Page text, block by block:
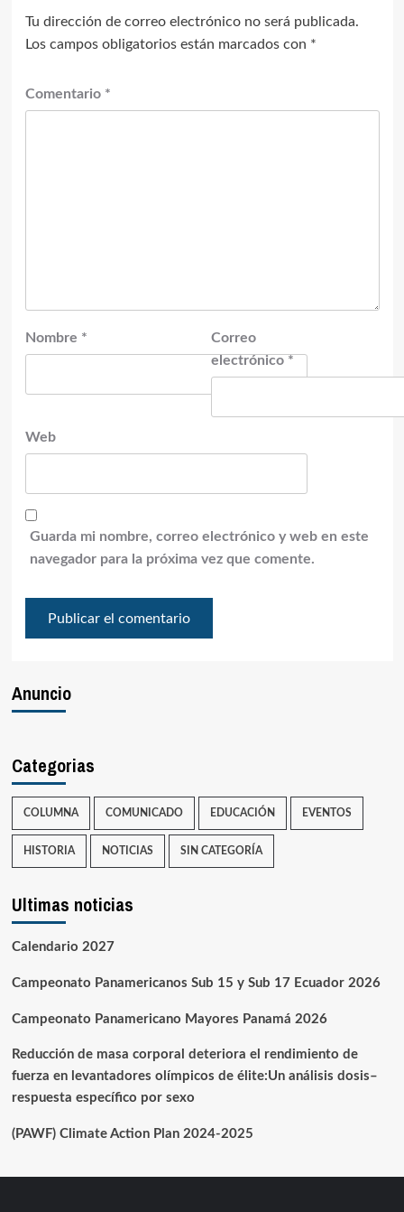
Tu dirección de correo electrónico no será publicada.
Los campos obligatorios están marcados con *
Comentario *
Nombre *
Correo
electrónico *
Web
Guarda mi nombre, correo electrónico y web en este
navegador para la próxima vez que comente.
Anuncio
Categorias
COLUMNA COMUNICADO EDUCACIÓN EVENTOS
HISTORIA NOTICIAS SIN CATEGORÍA
Ultimas noticias
Calendario 2027
Campeonato Panamericanos Sub 15 y Sub 17 Ecuador 2026
Campeonato Panamericano Mayores Panamá 2026
Reducción de masa corporal deteriora el rendimiento de
fuerza en levantadores olímpicos de élite:Un análisis dosis–
respuesta específico por sexo
(PAWF) Climate Action Plan 2024-2025